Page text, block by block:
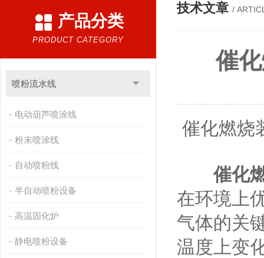
产品分类
PRODUCT CATEGORY
喷粉流水线
电动葫芦喷涂线
粉末喷涂线
自动喷粉线
半自动喷粉设备
高温固化炉
静电喷粉设备
技术文章 /
催
催化燃烧
催化
在环境上
气体的关
温度上变